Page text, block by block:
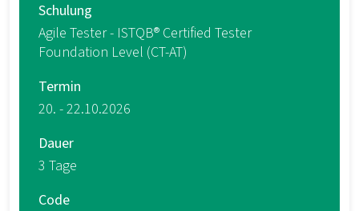
Schulung
Agile Tester - ISTQB® Certified Tester
Foundation Level (CT-AT)
Termin
20. - 22.10.2026
Dauer
3 Tage
Code